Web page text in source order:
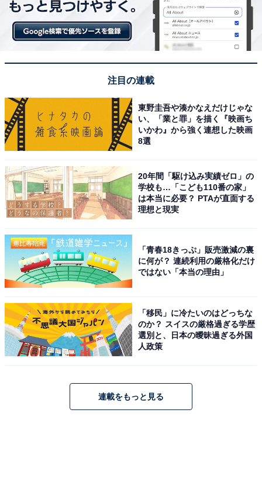
注目の連載
東野圭吾や湊かなえだけじゃな
い、「業と罪」を描く『映画ち
いかわ』から強く連想した映画
8選
20年間「駆け込み実績ゼロ」の
学校も…「こども110番の家」
は本当に必要？ PTAが直面する
理想と現実
「青春18きっぷ」販売激減の裏
に何が？ 連続利用の厳格化だけ
ではない「本当の理由」
「移民」に冷たいのはどっちな
のか？ スイスの厳格過ぎる学歴
選別と、日本の曖昧過ぎる外国
人政策
連載をもっと見る